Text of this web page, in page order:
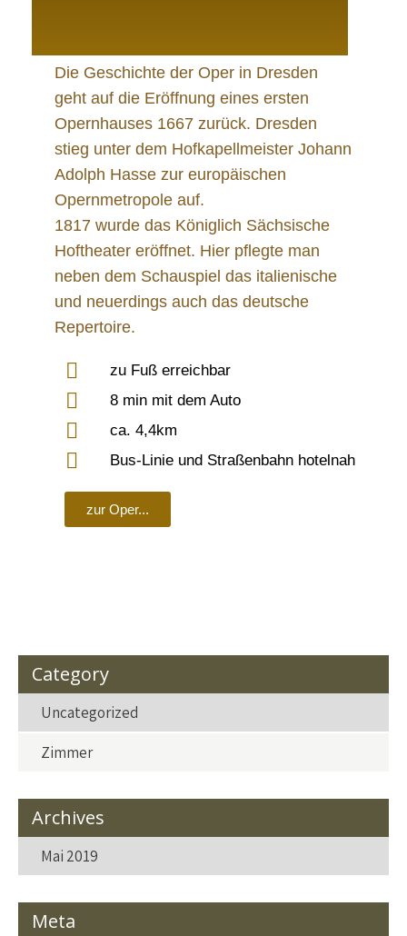
Die Geschichte der Oper in Dresden
geht auf die Eröffnung eines ersten
Opernhauses 1667 zurück. Dresden
stieg unter dem Hofkapellmeister Johann
Adolph Hasse zur europäischen
Opernmetropole auf.
1817 wurde das Königlich Sächsische
Hoftheater eröffnet. Hier pflegte man
neben dem Schauspiel das italienische
und neuerdings auch das deutsche
Repertoire.
zu Fuß erreichbar
8 min mit dem Auto
ca. 4,4km
Bus-Linie und Straßenbahn hotelnah
zur Oper...
Category
Uncategorized
Zimmer
Archives
Mai 2019
Meta